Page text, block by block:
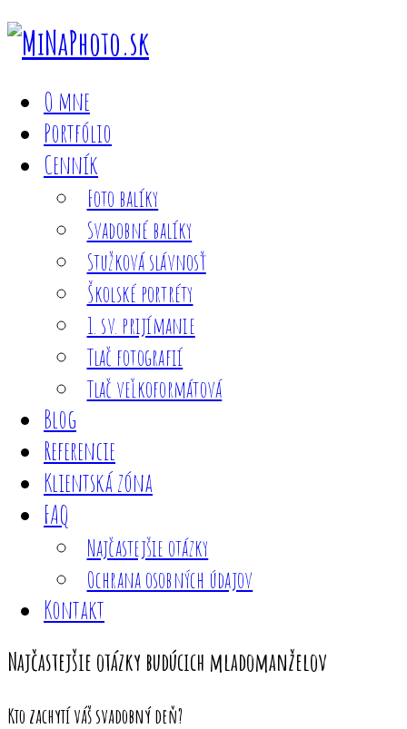
O mne
Portfólio
Cenník
Foto balíky
Svadobné balíky
Stužková slávnosť
Školské portréty
1. sv. prijímanie
Tlač fotografií
Tlač veľkoformátová
Blog
Referencie
Klientská zóna
FAQ
Najčastejšie otázky
Ochrana osobných údajov
Kontakt
Najčastejšie otázky budúcich mladomanželov
Kto zachytí váš svadobný deň?